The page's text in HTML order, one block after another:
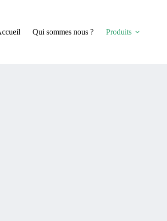
Qui sommes nous ? Produits